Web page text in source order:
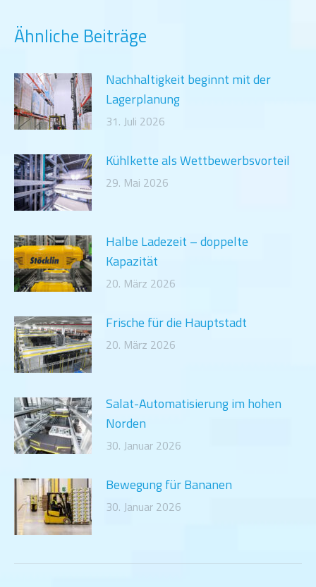
Ähnliche Beiträge
Nachhaltigkeit beginnt mit der
Lagerplanung
31. Juli 2026
Kühlkette als Wettbewerbsvorteil
29. Mai 2026
Halbe Ladezeit – doppelte
Kapazität
20. März 2026
Frische für die Hauptstadt
20. März 2026
Salat-Automatisierung im hohen
Norden
30. Januar 2026
Bewegung für Bananen
30. Januar 2026